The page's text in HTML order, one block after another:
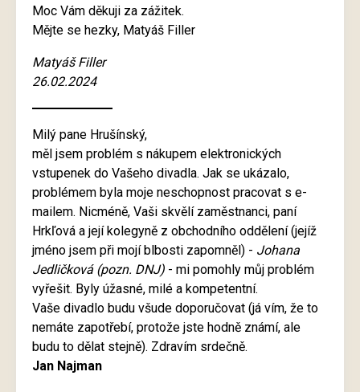
Moc Vám děkuji za zážitek.
Mějte se hezky, Matyáš Filler
Matyáš Filler
26.02.2024
Milý pane Hrušínský,
měl jsem problém s nákupem elektronických
vstupenek do Vašeho divadla. Jak se ukázalo,
problémem byla moje neschopnost pracovat s e-
mailem. Nicméně, Vaši skvělí zaměstnanci, paní
Hrkľová a její kolegyně z obchodního oddělení (jejíž
jméno jsem při mojí blbosti zapomněl) - Johana
Jedličková (pozn. DNJ) - mi pomohly můj problém
vyřešit. Byly úžasné, milé a kompetentní.
Vaše divadlo budu všude doporučovat (já vím, že to
nemáte zapotřebí, protože jste hodně známí, ale
budu to dělat stejně). Zdravím srdečně.
Jan Najman